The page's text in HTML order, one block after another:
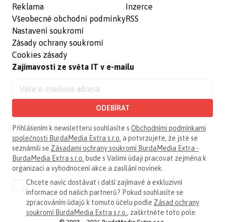
Reklama
Všeobecné obchodní podmínky
Nastavení soukromí
Zásady ochrany soukromí
Cookies zásady
Inzerce
RSS
Zajímavosti ze světa IT v e-mailu
ODEBÍRAT
Přihlášením k newsletteru souhlasíte s Obchodními podmínkami
společnosti BurdaMedia Extra s.r.o. a potvrzujete, že jste se
seznámili se Zásadami ochrany soukromí BurdaMedia Extra -
BurdaMedia Extra s.r.o. bude s Vašimi údaji pracovat zejména k
organizaci a vyhodnocení akce a zasílání novinek.
Chcete navíc dostávat i další zajímavé a exkluzivní
informace od našich partnerů? Pokud souhlasíte se
zpracováním údajů k tomuto účelu podle Zásad ochrany
soukromí BurdaMedia Extra s.r.o. , zaškrtněte toto pole.